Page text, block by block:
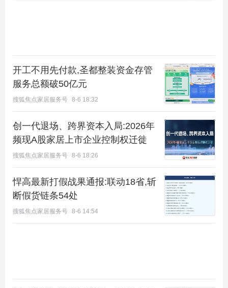
开工不用先付款,圣都整装资金存管
服务总额破50亿元
搜狐焦点家居服务号 8-6 18:32
创一代退场、跨界资本入局:2026年
频现A股家居上市企业控制权迁徙
搜狐焦点家居服务号 8-6 18:26
悍高最新打假战果通报:联动18省,斩
断假货链条54处
搜狐焦点家居服务号 8-6 14:54